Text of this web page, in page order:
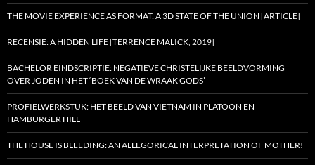
THE MOVIE EXPERIENCE AS FORMAT: A 3D STATE OF THE UNION [ARTICLE]
RECENSIE: A HIDDEN LIFE [TERRENCE MALICK, 2019]
BACHELOR EINDSCRIPTIE: NEGATIEVE CHRISTELIJKE BEELDVORMING
OVER JODEN IN HET ‘BOEK VAN DE WRAAK GODS’
PROFIELWERKSTUK: HET BEELD VAN VIETNAM IN PLATOON EN
HAMBURGER HILL
THE HOUSE IS BLEEDING: AN ALLEGORICAL INTERPRETATION OF MOTHER!